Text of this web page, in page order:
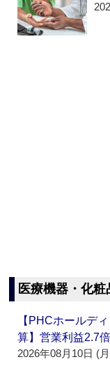
医療機器・化粧
【PHCホールデ
算】営業利益2.7倍
2026年08月10日 (